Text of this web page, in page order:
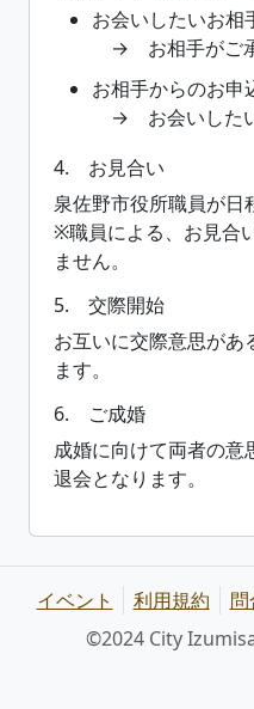
お会いしたいお相
→ お相手がご
お相手からのお申
→ お会いした
4. お見合い
泉佐野市役所職員が日
※職員による、お見合
ません。
5. 交際開始
お互いに交際意思があ
ます。
6. ご成婚
成婚に向けて両者の意
退会となります。
イベント 利用規約
©2024 City